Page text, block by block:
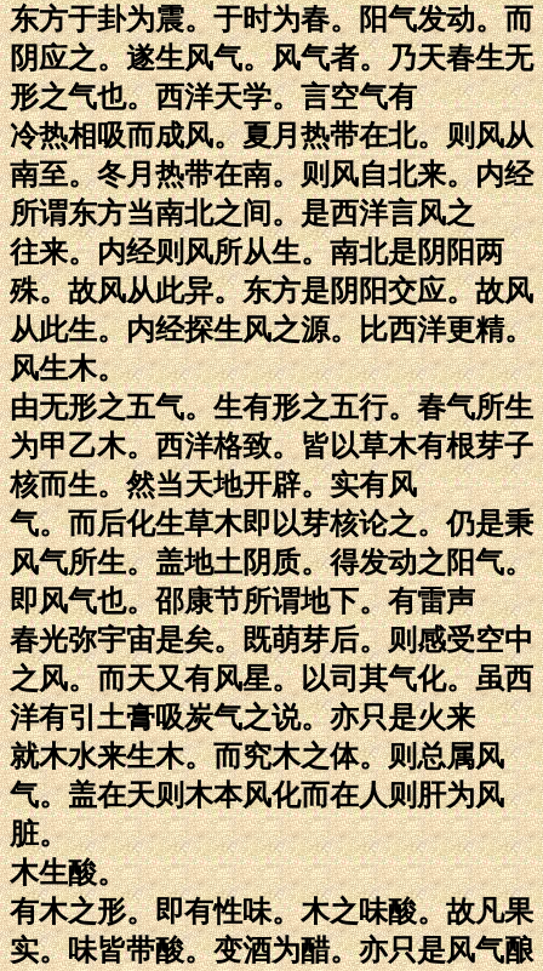
东方于卦为震。于时为春。阳气发动。而
阴应之。遂生风气。风气者。乃天春生无
形之气也。西洋天学。言空气有
冷热相吸而成风。夏月热带在北。则风从
南至。冬月热带在南。则风自北来。内经
所谓东方当南北之间。是西洋言风之
往来。内经则风所从生。南北是阴阳两
殊。故风从此异。东方是阴阳交应。故风
从此生。内经探生风之源。比西洋更精。
风生木。
由无形之五气。生有形之五行。春气所生
为甲乙木。西洋格致。皆以草木有根芽子
核而生。然当天地开辟。实有风
气。而后化生草木即以芽核论之。仍是秉
风气所生。盖地土阴质。得发动之阳气。
即风气也。邵康节所谓地下。有雷声
春光弥宇宙是矣。既萌芽后。则感受空中
之风。而天又有风星。以司其气化。虽西
洋有引土膏吸炭气之说。亦只是火来
就木水来生木。而究木之体。则总属风
气。盖在天则木本风化而在人则肝为风
脏。
木生酸。
有木之形。即有性味。木之味酸。故凡果
实。味皆带酸。变酒为醋。亦只是风气酿